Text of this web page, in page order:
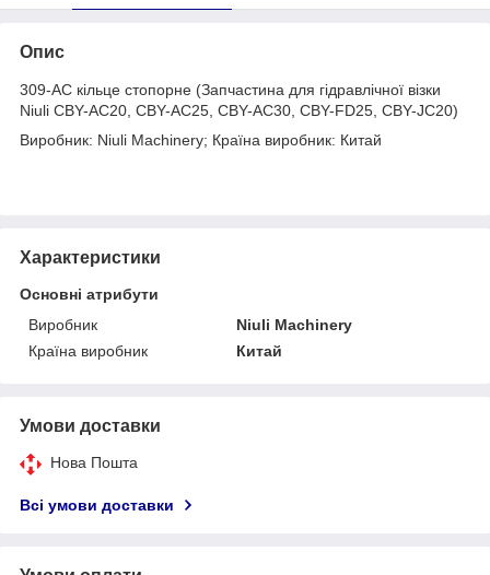
Опис
309-AC кільце стопорне (Запчастина для гідравлічної візки
Niuli CBY-AC20, CBY-AC25, CBY-AC30, CBY-FD25, CBY-JC20)
Виробник: Niuli Machinery; Країна виробник: Китай
Характеристики
Основні атрибути
Виробник
Niuli Machinery
Країна виробник
Китай
Умови доставки
Нова Пошта
Всі умови доставки